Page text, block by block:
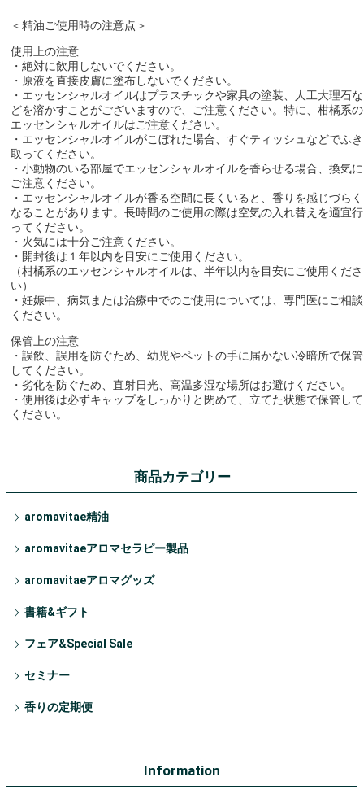
＜精油ご使用時の注意点＞
使用上の注意
・絶対に飲用しないでください。
・原液を直接皮膚に塗布しないでください。
・エッセンシャルオイルはプラスチックや家具の塗装、人工大理石な
どを溶かすことがございますので、ご注意ください。特に、柑橘系の
エッセンシャルオイルはご注意ください。
・エッセンシャルオイルがこぼれた場合、すぐティッシュなどでふき
取ってください。
・小動物のいる部屋でエッセンシャルオイルを香らせる場合、換気に
ご注意ください。
・エッセンシャルオイルが香る空間に長くいると、香りを感じづらく
なることがあります。長時間のご使用の際は空気の入れ替えを適宜行
ってください。
・火気には十分ご注意ください。
・開封後は１年以内を目安にご使用ください。
（柑橘系のエッセンシャルオイルは、半年以内を目安にご使用くださ
い）
・妊娠中、病気または治療中でのご使用については、専門医にご相談
ください。
保管上の注意
・誤飲、誤用を防ぐため、幼児やペットの手に届かない冷暗所で保管
してください。
・劣化を防ぐため、直射日光、高温多湿な場所はお避けください。
・使用後は必ずキャップをしっかりと閉めて、立てた状態で保管して
ください。
商品カテゴリー
aromavitae精油
aromavitaeアロマセラピー製品
aromavitaeアロマグッズ
書籍&ギフト
フェア&Special Sale
セミナー
香りの定期便
Information